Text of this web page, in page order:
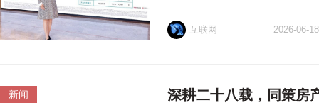
互联网 2026-06-18
新闻 深耕二十八载，同策房